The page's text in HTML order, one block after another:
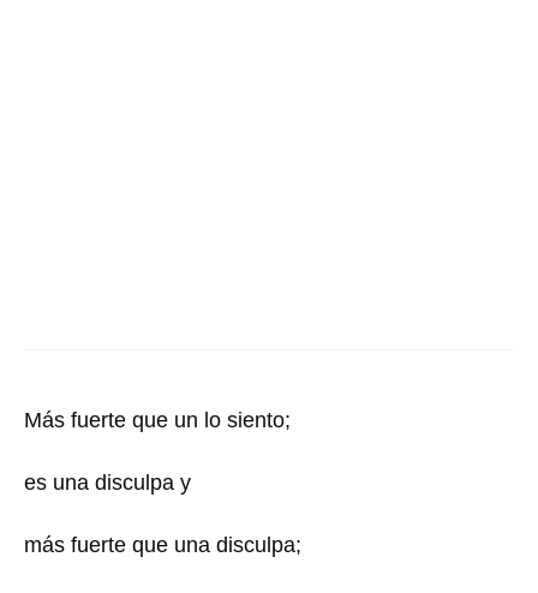
Más fuerte que un lo siento;
es una disculpa y
más fuerte que una disculpa;